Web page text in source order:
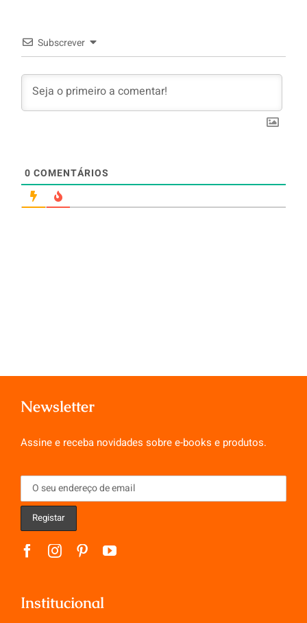
Subscrever
0 COMENTÁRIOS
Newsletter
Assine e receba novidades sobre e-books e produtos.
Institucional